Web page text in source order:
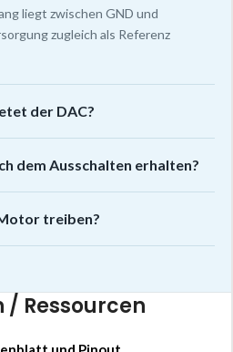
liegt zwischen GND und
zugleich als Referenz
der DAC?
dem Ausschalten erhalten?
treiben?
Ressourcen